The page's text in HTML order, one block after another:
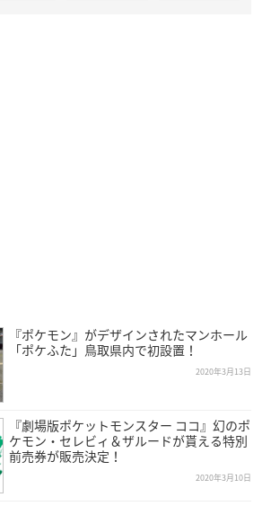
『ポケモン』がデザインされたマンホール
「ポケふた」鳥取県内で初設置！
2020年3月13日
『劇場版ポケットモンスター ココ』幻のポ
ケモン・セレビィ＆ザルードが貰える特別
前売券が販売決定！
2020年3月10日